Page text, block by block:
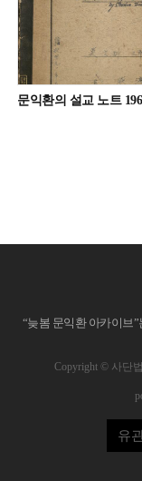
문익환의 설교 노트
“늦봄 문익환 아카이브
Copyright © 사단
유